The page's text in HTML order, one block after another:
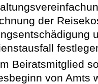
der
Beiratsmitglied
von Amts